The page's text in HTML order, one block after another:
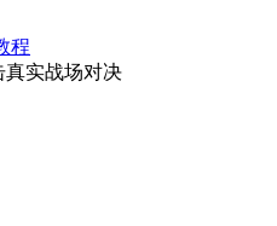
程
真实战场对决